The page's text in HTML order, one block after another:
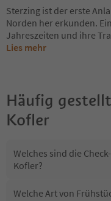
Sterzing ist der erste
Norden her erkunden.
Jahreszeiten und ihre
Lies mehr
Häufig
Kofler
Welches sind die
Kofler?
Welche Art von